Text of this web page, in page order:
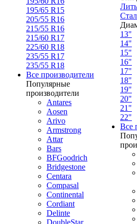
195/65 R15
205/55 R16
215/55 R16
215/60 R17
225/60 R18
235/55 R17
235/55 R18
Все производители
Популярные
производители
Antares
Aosen
Arivo
Armstrong
Attar
Bars
BFGoodrich
Bridgestone
Centara
Compasal
Continental
Cordiant
Delinte
DoubleStar
13"
14"
15"
16"
17"
18"
19"
20"
21"
22"
Все